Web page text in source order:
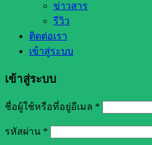
ข่าวสาร
รีวิว
ติดต่อเรา
เข้าสู่ระบบ
เข้าสู่ระบบ
ชื่อผู้ใช้หรือที่อยู่อีเมล *
รหัสผ่าน *